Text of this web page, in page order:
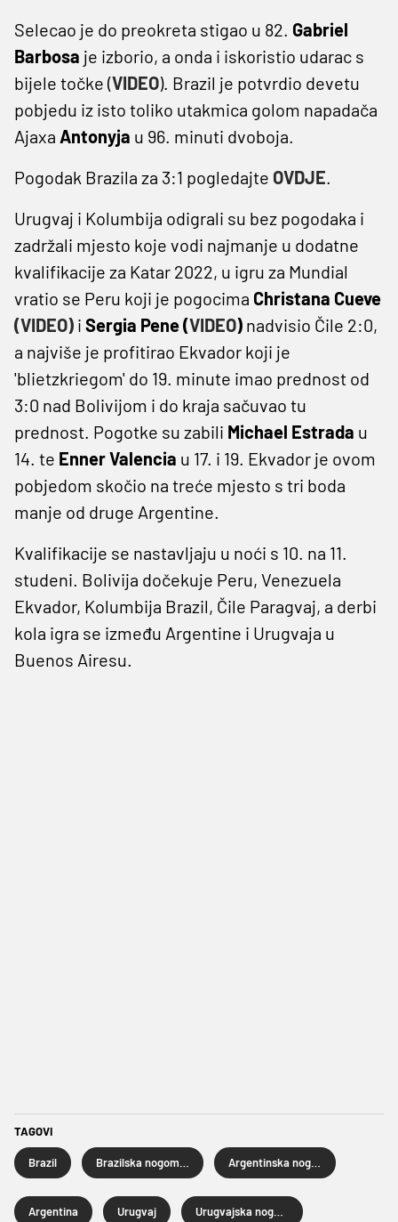
Selecao je do preokreta stigao u 82. Gabriel
Barbosa je izborio, a onda i iskoristio udarac s
bijele točke (VIDEO). Brazil je potvrdio devetu
pobjedu iz isto toliko utakmica golom napadača
Ajaxa Antonyja u 96. minuti dvoboja.
Pogodak Brazila za 3:1 pogledajte OVDJE.
Urugvaj i Kolumbija odigrali su bez pogodaka i
zadržali mjesto koje vodi najmanje u dodatne
kvalifikacije za Katar 2022, u igru za Mundial
vratio se Peru koji je pogocima Christana Cueve
(VIDEO) i Sergia Pene (VIDEO) nadvisio Čile 2:0,
a najviše je profitirao Ekvador koji je
'blietzkriegom' do 19. minute imao prednost od
3:0 nad Bolivijom i do kraja sačuvao tu
prednost. Pogotke su zabili Michael Estrada u
14. te Enner Valencia u 17. i 19. Ekvador je ovom
pobjedom skočio na treće mjesto s tri boda
manje od druge Argentine.
Kvalifikacije se nastavljaju u noći s 10. na 11.
studeni. Bolivija dočekuje Peru, Venezuela
Ekvador, Kolumbija Brazil, Čile Paragvaj, a derbi
kola igra se između Argentine i Urugvaja u
Buenos Airesu.
TAGOVI
Brazil
Argentina Urugvaj